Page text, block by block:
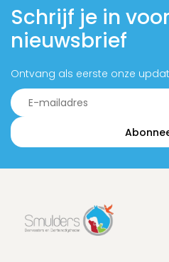
Schrijf je in
nieuwsbrief
Ontvang als eerste onze